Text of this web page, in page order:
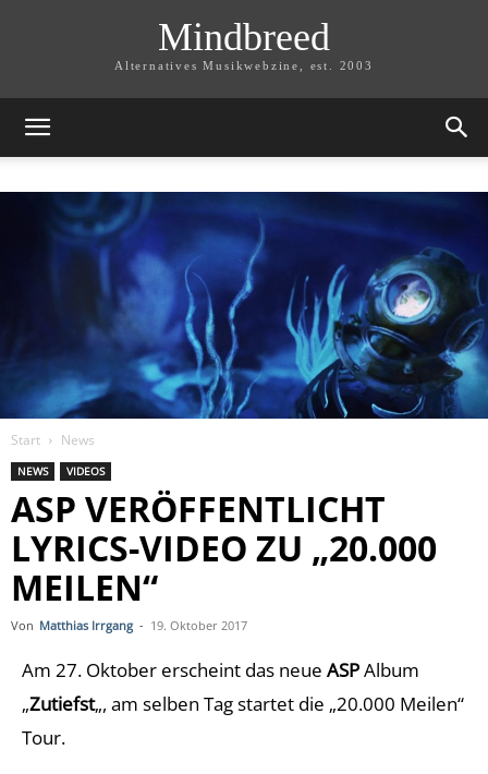
Mindbreed
Alternatives Musikwebzine, est. 2003
Start News
NEWS VIDEOS
ASP VERÖFFENTLICHT
LYRICS-VIDEO ZU „20.000
MEILEN“
Von Matthias Irrgang - 19. Oktober 2017
Am 27. Oktober erscheint das neue ASPAlbum
„Zutiefst„, am selben Tag startet die „20.000 Meilen“
Tour.